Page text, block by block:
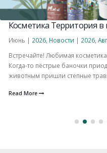
Косметика Территория
Июнь | 2026 Новости | 2026
Встречайте! Любимая
Когда-то пёстрые баночки
животным пришли степные
Read More